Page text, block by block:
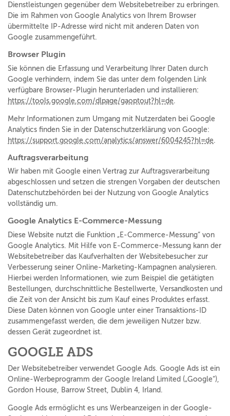
Dienstleistungen gegenüber dem Websitebetreiber zu erbringen.
Die im Rahmen von Google Analytics von Ihrem Browser
übermittelte IP-Adresse wird nicht mit anderen Daten von
Google zusammengeführt.
Browser Plugin
Sie können die Erfassung und Verarbeitung Ihrer Daten durch
Google verhindern, indem Sie das unter dem folgenden Link
verfügbare Browser-Plugin herunterladen und installieren:
https://tools.google.com/dlpage/gaoptout?hl=de.
Mehr Informationen zum Umgang mit Nutzerdaten bei Google
Analytics finden Sie in der Datenschutzerklärung von Google:
https://support.google.com/analytics/answer/6004245?hl=de.
Auftragsverarbeitung
Wir haben mit Google einen Vertrag zur Auftragsverarbeitung
abgeschlossen und setzen die strengen Vorgaben der deutschen
Datenschutzbehörden bei der Nutzung von Google Analytics
vollständig um.
Google Analytics E-Commerce-Messung
Diese Website nutzt die Funktion „E-Commerce-Messung“ von
Google Analytics. Mit Hilfe von E-Commerce-Messung kann der
Websitebetreiber das Kaufverhalten der Websitebesucher zur
Verbesserung seiner Online-Marketing-Kampagnen analysieren.
Hierbei werden Informationen, wie zum Beispiel die getätigten
Bestellungen, durchschnittliche Bestellwerte, Versandkosten und
die Zeit von der Ansicht bis zum Kauf eines Produktes erfasst.
Diese Daten können von Google unter einer Transaktions-ID
zusammengefasst werden, die dem jeweiligen Nutzer bzw.
dessen Gerät zugeordnet ist.
GOOGLE ADS
Der Websitebetreiber verwendet Google Ads. Google Ads ist ein
Online-Werbeprogramm der Google Ireland Limited („Google“),
Gordon House, Barrow Street, Dublin 4, Irland.
Google Ads ermöglicht es uns Werbeanzeigen in der Google-